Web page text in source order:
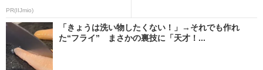
PR(IIJmio)
「きょうは洗い物したくない！」→それでも作れ
た“フライ” まさかの裏技に「天才！...